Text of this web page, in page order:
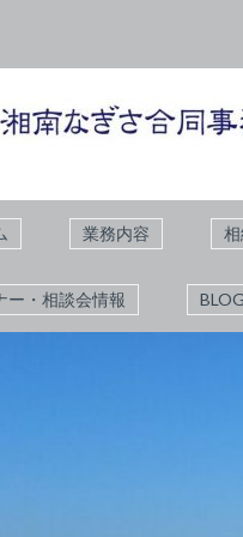
業務内容
ー・相談会情報 BLOG